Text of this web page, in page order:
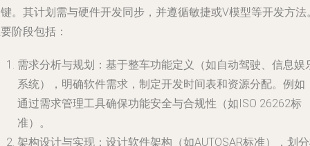
。其计划需与硬件开发同步，并遵循敏捷或V模型等开发方法
阶段包括：
需求分析与规划：基于整车功能定义（如自动驾驶、信息娱
系统），明确软件需求，制定开发时间表和资源分配。例如
通过需求管理工具确保功能安全与合规性（如ISO 26262标
准）。
架构设计与实现：设计软件架构（如AUTOSAR标准），划